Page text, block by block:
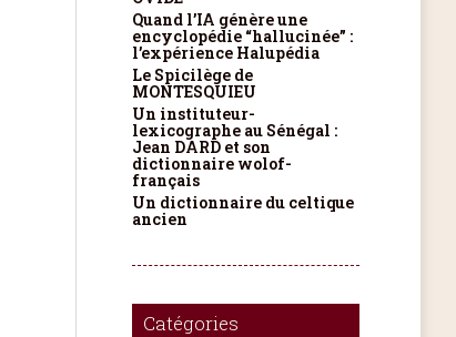
Quand l’IA génère une
encyclopédie “hallucinée” :
l’expérience Halupédia
Le Spicilège de
MONTESQUIEU
Un instituteur-
lexicographe au Sénégal :
Jean DARD et son
dictionnaire wolof-
français
Un dictionnaire du celtique
ancien
Catégories